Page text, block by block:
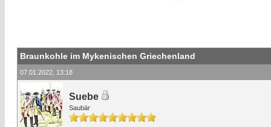
Braunkohle im Mykenischen Griechenland
07.01.2022, 13:18
Suebe
Saubär